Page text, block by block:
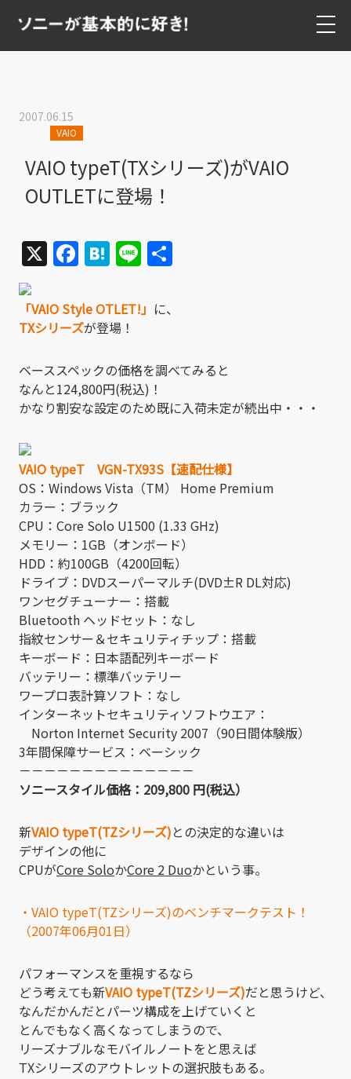
2007.06.15
VAIO
VAIO typeT(TXシリーズ)がVAIO
OUTLETに登場！
X Facebook
Hatena
Line
「VAIO Style OTLET!」 に、
TXシリーズが登場！
ベーススペックの価格を調べてみると
なんと124,800円(税込)！
かなり割安な設定のため既に入荷未定が続出中・・・
VAIO typeT VGN-TX93S【速配仕様】
OS：Windows Vista（TM） Home Premium
カラー：ブラック
CPU：Core Solo U1500 (1.33 GHz)
メモリー：1GB（オンボード）
HDD：約100GB（4200回転）
ドライブ：DVDスーパーマルチ(DVD±R DL対応)
ワンセグチューナー：搭載
Bluetooth ヘッドセット：なし
指紋センサー＆セキュリティチップ：搭載
キーボード：日本語配列キーボード
バッテリー：標準バッテリー
ワープロ表計算ソフト：なし
インターネットセキュリティソフトウエア：
Norton Internet Security 2007（90日間体験版）
3年間保障サービス：ベーシック
－－－－－－－－－－－－－－
ソニースタイル価格：209,800 円(税込）
新VAIO typeT(TZシリーズ)との決定的な違いは
デザインの他に
CPUがCore SoloかCore 2 Duoかという事。
・VAIO typeT(TZシリーズ)のベンチマークテスト！
（2007年06月01日）
パフォーマンスを重視するなら
どう考えても新VAIO typeT(TZシリーズ)だと思うけど、
なんだかんだとパーツ構成を上げていくと
とんでもなく高くなってしまうので、
リーズナブルなモバイルノートをと思えば
TXシリーズのアウトレットの選択肢もある。